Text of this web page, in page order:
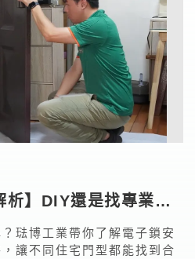
析】DIY還是找專業？
件一次看
琺博工業帶你了解電子鎖安
讓不同住宅門型都能找到合